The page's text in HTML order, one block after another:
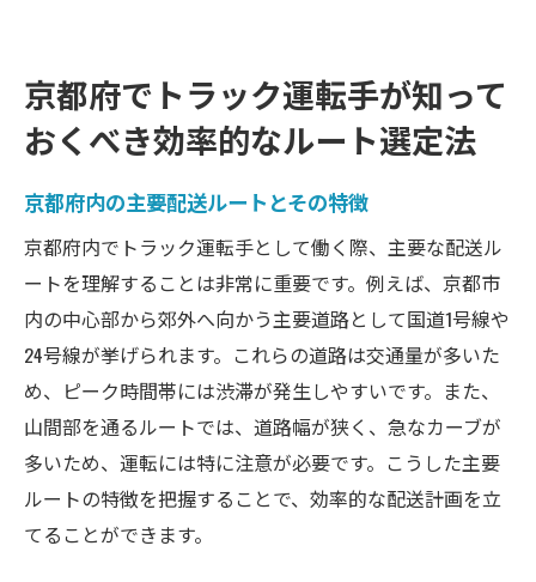
方法
季節や時間帯による渋滞パターンの理解
燃費管理でトラック運転手の月収をアップする
秘訣
エコドライブで燃費を向上させる方法
タイヤのメンテナンスと燃費の関係
軽量化で燃費を改善するテクニック
アイドリング時間を減らすための工夫
定期的なエンジンメンテナンスの重要性
燃費向上に役立つ最新技術の紹介
配送業務の精度向上で京都府のトラック運転手
京都府でトラック運転手が知って
おくべき効率的なルート選定法
京都府内の主要配送ルートとその特徴
京都府内でトラック運転手として働く際、主要な配送ル
ートを理解することは非常に重要です。例えば、京都市
内の中心部から郊外へ向かう主要道路として国道1号線や
24号線が挙げられます。これらの道路は交通量が多いた
め、ピーク時間帯には渋滞が発生しやすいです。また、
山間部を通るルートでは、道路幅が狭く、急なカーブが
多いため、運転には特に注意が必要です。こうした主要
ルートの特徴を把握することで、効率的な配送計画を立
てることができます。